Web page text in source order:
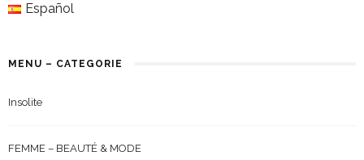
Español
MENU – CATEGORIE
Insolite
FEMME – BEAUTÉ & MODE